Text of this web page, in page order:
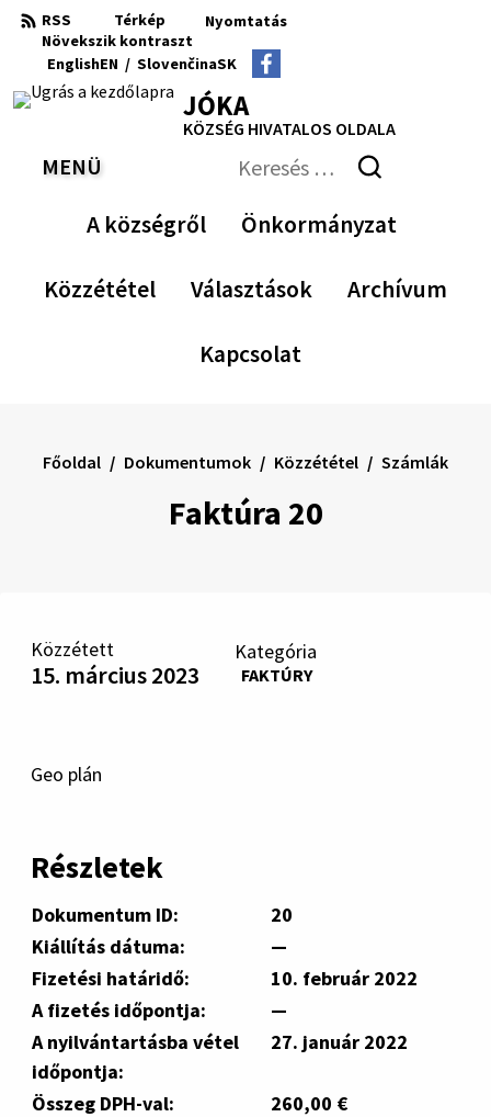
Ugrás
tartalomra
RSS
RSS
Térkép
Oldaltérkép
Nyomtatás
Nyomtatás
Növekszik kontraszt
Növekszik
kontraszt
Kisebb
betűméret
eredeti
betűméret
visszaállítása
Nagyobb
betűméret
EnglishEN
Switch
English
/ SlovenčinaSK
Nyelv
váltása
erre
JÓKA
KÖZSÉG HIVATALOS OLDALA
VÁLTÁS
MENÜ
A községről Önkormányzat
Közzététel Választások Archívum
Kapcsolat
Keresés:
Nyújtsa
a
Faktúra 20
Főoldal Dokumentumok Közzététel Számlák
Közzétett
15. március 2023
Kategória
FAKTÚRY
Geo plán
Részletek
Dokumentum ID:
20
Kiállítás dátuma:
—
Fizetési határidő:
10. február 2022
A fizetés időpontja:
—
A nyilvántartásba vétel
időpontja:
27. január 2022
Összeg DPH-val:
260,00 €